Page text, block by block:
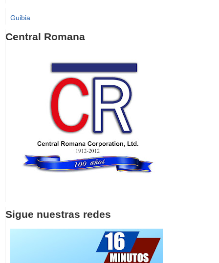
Guibia
Central Romana
Sigue nuestras redes